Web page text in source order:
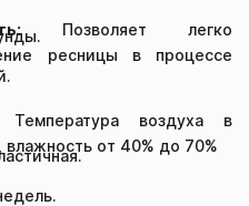
Позволяет легко
ресницы в процессе
воздуха в
влажность от 40% до 70%